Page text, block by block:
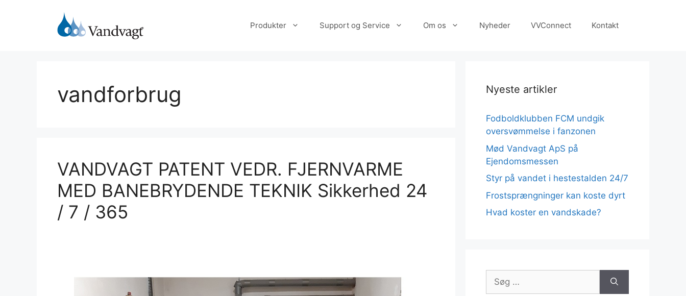
Produkter Support og Service Om os Nyheder VVConnect Kontakt
vandforbrug
VANDVAGT PATENT VEDR. FJERNVARME
MED BANEBRYDENDE TEKNIK Sikkerhed 24
/ 7 / 365
Nyeste artikler
Fodboldklubben FCM undgik
oversvømmelse i fanzonen
Mød Vandvagt ApS på
Ejendomsmessen
Styr på vandet i hestestalden 24/7
Frostsprængninger kan koste dyrt
Hvad koster en vandskade?
Søg
efter: